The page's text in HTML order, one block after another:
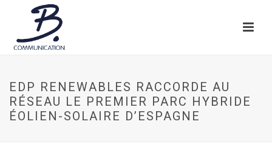
EDP RENEWABLES RACCORDE AU
RÉSEAU LE PREMIER PARC HYBRIDE
ÉOLIEN-SOLAIRE D’ESPAGNE